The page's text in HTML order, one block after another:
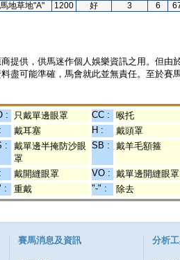
地草地"A" 1200 好 3 6
提供，供馬迷作個人娛樂資訊之用。但
盡可能準確，馬會就此並無責任。至於賽
: 只戴單邊眼罩 CC :
喉托
戴耳塞 H :
戴頭罩
:
戴單邊半掩防沙眼
罩
SB : 戴羊毛額箍
戴開縫眼罩 VO : 戴單邊開縫眼罩
: 重戴 "-" : 除去
賽馬消息及資訊 分析